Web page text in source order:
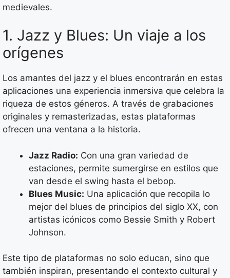
medievales.
1. Jazz y Blues: Un viaje a los
orígenes
Los amantes del jazz y el blues encontrarán en estas
aplicaciones una experiencia inmersiva que celebra la
riqueza de estos géneros. A través de grabaciones
originales y remasterizadas, estas plataformas
ofrecen una ventana a la historia.
Jazz Radio: Con una gran variedad de
estaciones, permite sumergirse en estilos que
van desde el swing hasta el bebop.
Blues Music: Una aplicación que recopila lo
mejor del blues de principios del siglo XX, con
artistas icónicos como Bessie Smith y Robert
Johnson.
Este tipo de plataformas no solo educan, sino que
también inspiran, presentando el contexto cultural y